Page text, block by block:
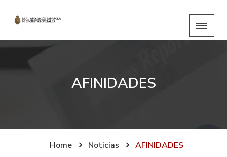
AFINIDADES
Home Noticias AFINIDADES